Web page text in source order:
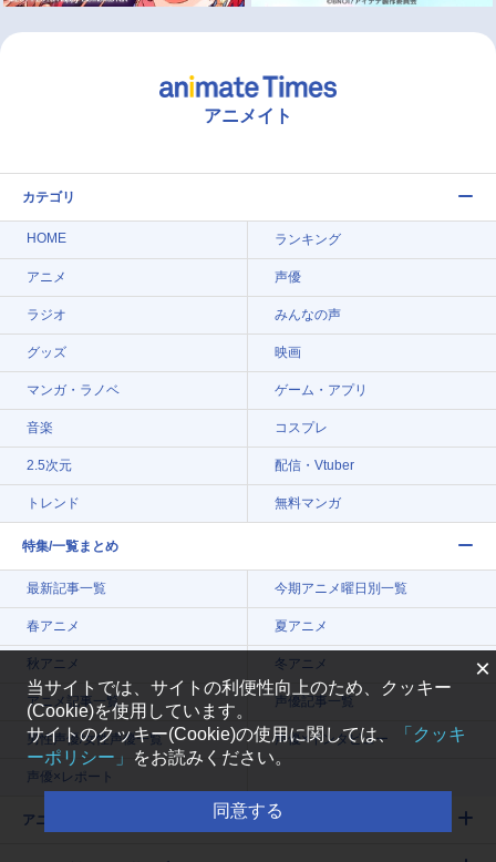
アニメイト
カテゴリ
HOME ランキング
アニメ 声優
ラジオ みんなの声
グッズ 映画
マンガ・ラノベ ゲーム・アプリ
音楽 コスプレ
2.5次元 配信・Vtuber
トレンド 無料マンガ
特集/一覧まとめ
最新記事一覧 今期アニメ曜日別一覧
春アニメ 夏アニメ
秋アニメ 冬アニメ
アニメ記事一覧 声優記事一覧
男性声優/女性声優一覧 声優×インタビュー
声優×レポート
アニメイトタイムズについて
×
当サイトでは、サイトの利便性向上のため、クッキー
(Cookie)を使用しています。
サイトのクッキー(Cookie)の使用に関しては、
「クッキ
ーポリシー」
をお読みください。
同意する